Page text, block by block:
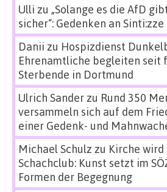
Ulli zu „Solange es die AfD
sicher“: Gedenken an
Danii zu Hospizdienst
Ehrenamtliche begleiten seit
Sterbende in Dortmund
Ulrich Sanderzu Rund 350
versammeln sich auf dem
einer Gedenk- und
Michael Schulz zu Kirche wird
Schachclub: Kunst setzt im
Formen der Begegnung